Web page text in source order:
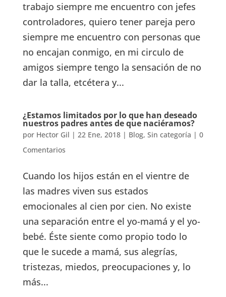
trabajo siempre me encuentro con jefes
controladores, quiero tener pareja pero
siempre me encuentro con personas que
no encajan conmigo, en mi circulo de
amigos siempre tengo la sensación de no
dar la talla, etcétera y...
¿Estamos limitados por lo que han deseado
nuestros padres antes de que naciéramos?
por Hector Gil | 22 Ene, 2018| Blog, Sin categoría | 0
Comentarios
Cuando los hijos están en el vientre de
las madres viven sus estados
emocionales al cien por cien. No existe
una separación entre el yo-mamá y el yo-
bebé. Éste siente como propio todo lo
que le sucede a mamá, sus alegrías,
tristezas, miedos, preocupaciones y, lo
más...